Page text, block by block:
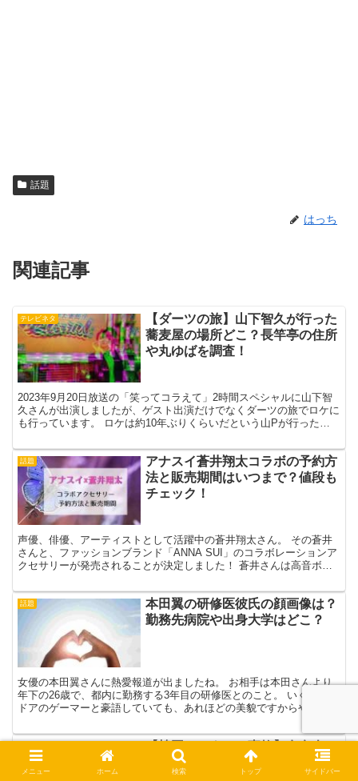
話題
はっち
関連記事
テレビネタ
【ダーツの旅】山下智久が行った
蕎麦屋の場所どこ？長竿亭の住所
や丸ゆばを調査！
2023年9月20日放送の「笑ってコラえて」2時間スペシャルに山下智
久さんが出演しましたが、ゲスト出演だけでなくダーツの旅でロケに
も行っています。 ロケは約10年ぶりくらいだという山Pが行ったの
話題
アナスイ蒼井翔太コラボの予約方
法と販売期間はいつまで？値段も
チェック！
声優、俳優、アーティストとして活躍中の蒼井翔太さん。 その蒼井
さんと、ファッションブランド「ANNA SUI」のコラボレーションア
クセサリーが発売されることが決定しました！ 蒼井さんは高音ボイ
話題
本田翼の研修医彼氏の顔画像は？
勤務先病院や出身大学はどこ？
女優の本田翼さんに熱愛報道が出ましたね。 お相手は本田さんより
年下の26歳で、都内に勤務する3年目の研修医とのこと。 いくらイン
ドアのゲーマーと豪語していても、あれほどの美貌ですからやはりす
【韓国ハロウィン事故】有名人は
誰？配信者だった！居酒屋の場所
メニュー ホーム 検索 トップ サイドバー